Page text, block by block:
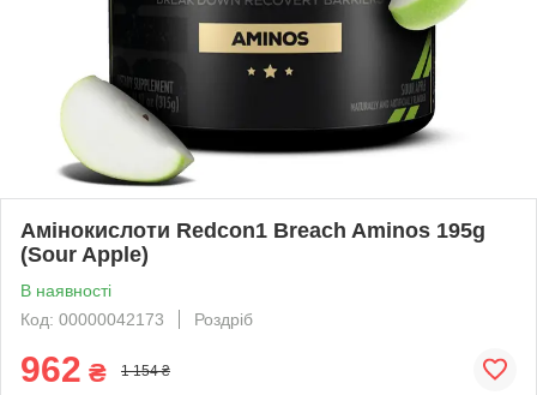
Амінокислоти Redcon1 Breach Aminos 195g
(Sour Apple)
В наявності
Код: 00000042173
Роздріб
962 ₴ 1 154 ₴